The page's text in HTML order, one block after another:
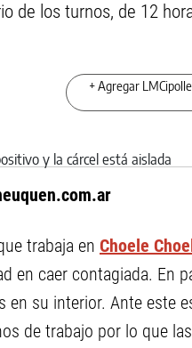
de los turnos, de 12
+ Agregar
trabaja en Choele
en caer contagiada. En
en su interior. Ante este
de trabajo por lo que